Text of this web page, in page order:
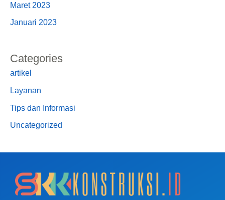
Maret 2023
Januari 2023
Categories
artikel
Layanan
Tips dan Informasi
Uncategorized